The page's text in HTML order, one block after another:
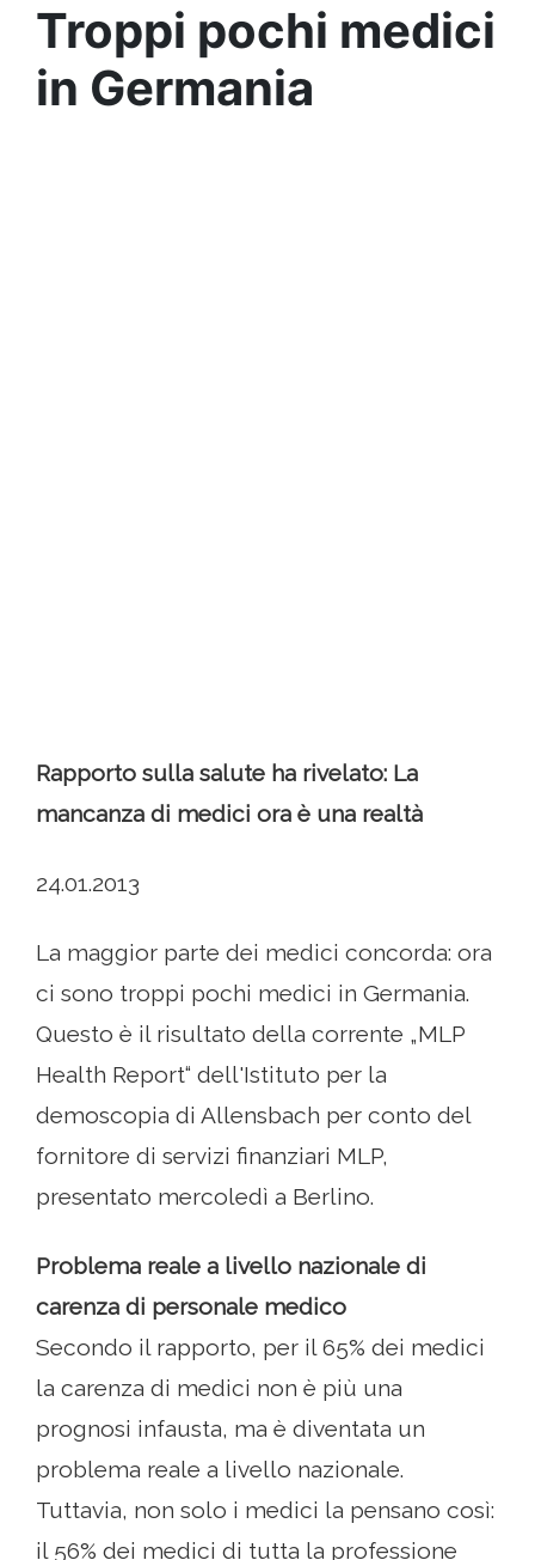
Troppi pochi medici
in Germania
Rapporto sulla salute ha rivelato: La
mancanza di medici ora è una realtà
24.01.2013
La maggior parte dei medici concorda: ora
ci sono troppi pochi medici in Germania.
Questo è il risultato della corrente „MLP
Health Report“ dell'Istituto per la
demoscopia di Allensbach per conto del
fornitore di servizi finanziari MLP,
presentato mercoledì a Berlino.
Problema reale a livello nazionale di
carenza di personale medico
Secondo il rapporto, per il 65% dei medici
la carenza di medici non è più una
prognosi infausta, ma è diventata un
problema reale a livello nazionale.
Tuttavia, non solo i medici la pensano così:
il 56% dei medici di tutta la professione